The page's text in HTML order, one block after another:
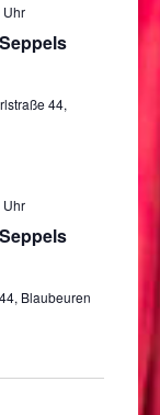
Uhr
44,
Uhr
Blaubeuren